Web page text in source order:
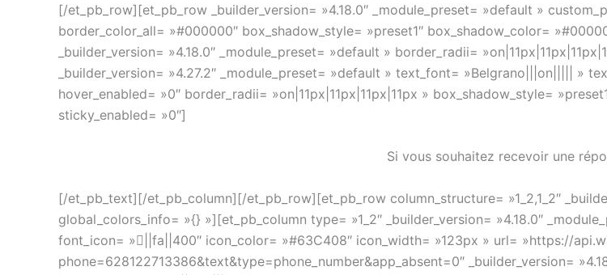
[/et_pb_row][et_pb_row _builder_version= »4.18.0″ _module_preset= »default »
border_color_all= »#000000″ box_shadow_style= »preset1″ box_shadow_color=
_builder_version= »4.18.0″ _module_preset= »default » border_radii=
_builder_version= »4.27.2″ _module_preset= »default » text_font= »Belgrano|||on||||| »
hover_enabled= »0″ border_radii= »on|11px|11px|11px|11px » box_shadow_style=
sticky_enabled= »0″]
Si vous souhaitez recevoir une
[/et_pb_text][/et_pb_column][/et_pb_row][et_pb_row column_structure= »1_2,1_2″
global_colors_info= »{} »][et_pb_column type= »1_2″ _builder_version= »4.18.0″
font_icon= »||fa||400″ icon_color= »#63C408″ icon_width= »123px » url= »https://
phone=628122713386&text&type=phone_number&app_absent=0″ _builder_version=